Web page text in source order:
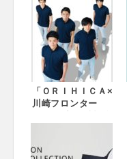
「ＯＲＩＨＩＣＡ×
川崎フロンター
パンツ登場！～